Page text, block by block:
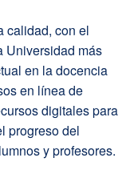
calidad, con el
Universidad más
en la docencia
en línea de
digitales para
progreso del
y profesores.